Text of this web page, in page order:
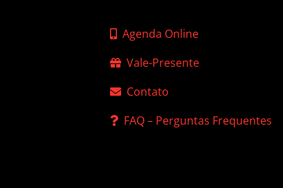
Agenda Online
Vale-Presente
Contato
FAQ – Perguntas Frequentes